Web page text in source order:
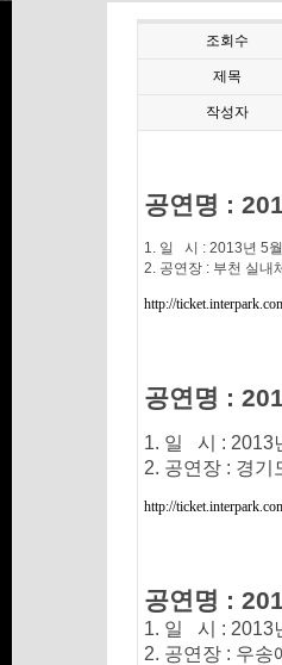
조회수
제목
작성자
공연명 :
1. 일 시 : 2013년 5
2. 공연장 : 부천 실내
http://
공연명 :
1. 일 시 : 2013
2. 공연장 : 경기
http://
공연명 :
1. 일 시 : 2013
2. 공연장 : 우송